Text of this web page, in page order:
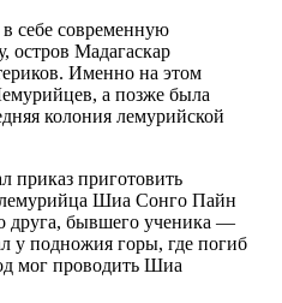
себе современную
остров Мадагаскар
Именно на этом
а позже была
колония лемурийской
приказ приготовить
Шиа Сонго Пайн
друга, бывшего ученика —
у подножия горы, где погиб
мог проводить Шиа